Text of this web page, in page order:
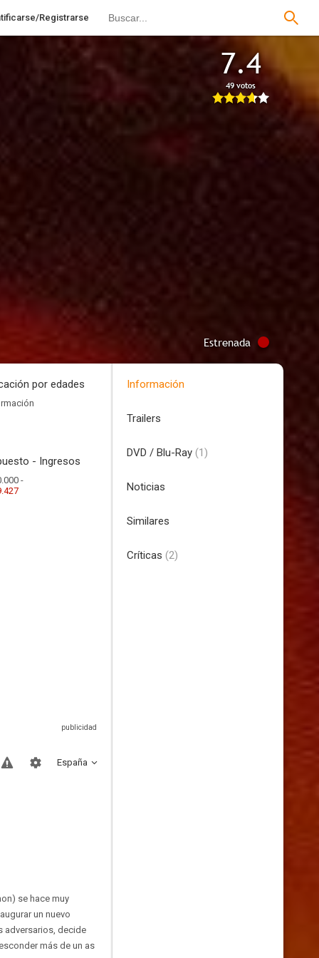
Registrarse
7.4
49 votos
Estrenada
por edades
- Ingresos
-
España
se hace muy
un nuevo
adversarios, decide
más de un as
Información
Trailers
DVD / Blu-Ray (1)
Noticias
Similares
Críticas (2)